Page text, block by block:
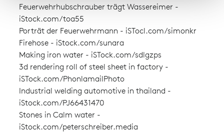
haben oder die sie im Rahmen Ihrer Nutzung der Dienste
gesammelt haben.
Feuerwehrhubschrauber trägt Wassereimer -
iStock.com/toa55
Porträt der Feuerwehrmann - iSTocl.com/simonkr
Firehose - iStock.com/sunara
Making iron water - iSTock.com/sdlgzps
3d rendering roll of steel sheet in factory -
iSTock.com/PhonlamailPhoto
Industrial welding automotive in thailand -
iStock.com/PJ66431470
Stones in Calm water -
iStock.com/peterschreiber.media